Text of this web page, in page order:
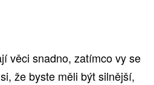
věci snadno, zatímco vy se
že byste měli být silnější,